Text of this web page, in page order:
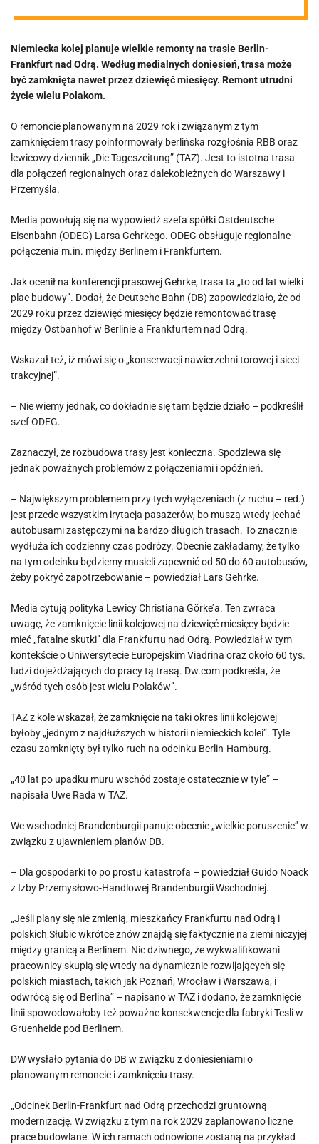
Niemcy w
panice. Uderzy
to też w wielu
Polaków
Niemiecka kolej planuje wielkie remonty na trasie Berlin-
Frankfurt nad Odrą. Według medialnych doniesień, trasa może
być zamknięta nawet przez dziewięć miesięcy. Remont utrudni
życie wielu Polakom.
O remoncie planowanym na 2029 rok i związanym z tym
zamknięciem trasy poinformowały berlińska rozgłośnia RBB oraz
lewicowy dziennik „Die Tageszeitung” (TAZ). Jest to istotna trasa
dla połączeń regionalnych oraz dalekobieżnych do Warszawy i
Przemyśla.
Media powołują się na wypowiedź szefa spółki Ostdeutsche
Eisenbahn (ODEG) Larsa Gehrkego. ODEG obsługuje regionalne
połączenia m.in. między Berlinem i Frankfurtem.
Jak ocenił na konferencji prasowej Gehrke, trasa ta „to od lat wielki
plac budowy”. Dodał, że Deutsche Bahn (DB) zapowiedziało, że od
2029 roku przez dziewięć miesięcy będzie remontować trasę
między Ostbanhof w Berlinie a Frankfurtem nad Odrą.
Wskazał też, iż mówi się o „konserwacji nawierzchni torowej i sieci
trakcyjnej”.
– Nie wiemy jednak, co dokładnie się tam będzie działo – podkreślił
szef ODEG.
Zaznaczył, że rozbudowa trasy jest konieczna. Spodziewa się
jednak poważnych problemów z połączeniami i opóźnień.
– Największym problemem przy tych wyłączeniach (z ruchu – red.)
jest przede wszystkim irytacja pasażerów, bo muszą wtedy jechać
autobusami zastępczymi na bardzo długich trasach. To znacznie
wydłuża ich codzienny czas podróży. Obecnie zakładamy, że tylko
na tym odcinku będziemy musieli zapewnić od 50 do 60 autobusów,
żeby pokryć zapotrzebowanie – powiedział Lars Gehrke.
Media cytują polityka Lewicy Christiana Görke’a. Ten zwraca
uwagę, że zamknięcie linii kolejowej na dziewięć miesięcy będzie
mieć „fatalne skutki” dla Frankfurtu nad Odrą. Powiedział w tym
kontekście o Uniwersytecie Europejskim Viadrina oraz około 60 tys.
ludzi dojeżdżających do pracy tą trasą. Dw.com podkreśla, że
„wśród tych osób jest wielu Polaków”.
TAZ z kole wskazał, że zamknięcie na taki okres linii kolejowej
byłoby „jednym z najdłuższych w historii niemieckich kolei”. Tyle
czasu zamknięty był tylko ruch na odcinku Berlin-Hamburg.
„40 lat po upadku muru wschód zostaje ostatecznie w tyle” –
napisała Uwe Rada w TAZ.
We wschodniej Brandenburgii panuje obecnie „wielkie poruszenie” w
związku z ujawnieniem planów DB.
– Dla gospodarki to po prostu katastrofa – powiedział Guido Noack
z Izby Przemysłowo-Handlowej Brandenburgii Wschodniej.
„Jeśli plany się nie zmienią, mieszkańcy Frankfurtu nad Odrą i
polskich Słubic wkrótce znów znajdą się faktycznie na ziemi niczyjej
między granicą a Berlinem. Nic dziwnego, że wykwalifikowani
pracownicy skupią się wtedy na dynamicznie rozwijających się
polskich miastach, takich jak Poznań, Wrocław i Warszawa, i
odwrócą się od Berlina” – napisano w TAZ i dodano, że zamknięcie
linii spowodowałoby też poważne konsekwencje dla fabryki Tesli w
Gruenheide pod Berlinem.
DW wysłało pytania do DB w związku z doniesieniami o
planowanym remoncie i zamknięciu trasy.
„Odcinek Berlin-Frankfurt nad Odrą przechodzi gruntowną
modernizację. W związku z tym na rok 2029 zaplanowano liczne
prace budowlane. W ich ramach odnowione zostaną na przykład